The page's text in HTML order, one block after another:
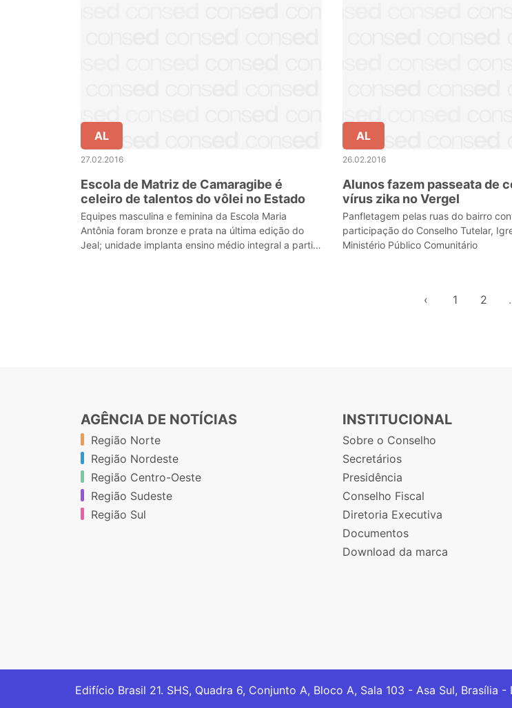
AL
27.02.2016
Escola de Matriz de Camaragibe é
celeiro de talentos do vôlei no Estado
Equipes masculina e feminina da Escola Maria
Antônia foram bronze e prata na última edição do
Jeal; unidade implanta ensino médio integral a partir
AL
26.02.2016
Alunos fazem passeata de
vírus zika no Vergel
Panfletagem pelas ruas do bairro
participação do Conselho Tutelar,
Ministério Público Comunitário
‹ 1 2
AGÊNCIA DE NOTÍCIAS
Região Norte
Região Nordeste
Região Centro-Oeste
Região Sudeste
Região Sul
INSTITUCIONAL
Sobre o Conselho
Secretários
Presidência
Conselho Fiscal
Diretoria Executiva
Documentos
Download da marca
Edifício Brasil 21. SHS, Quadra 6, Conjunto A, Bloco A, Sala 103 - Asa Sul, Brasília